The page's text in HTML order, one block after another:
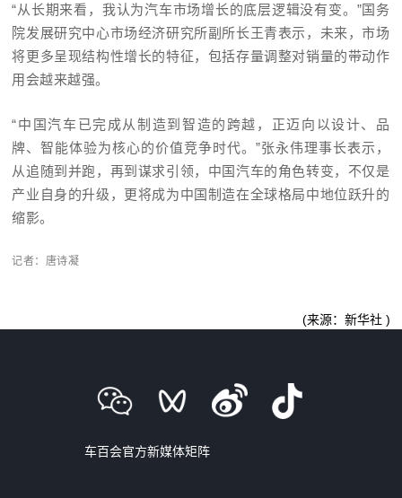
“从长期来看，我认为汽车市场增长的底层逻辑没有变。”国务
院发展研究中心市场经济研究所副所长王青表示，未来，市场
将更多呈现结构性增长的特征，包括存量调整对销量的带动作
用会越来越强。
“中国汽车已完成从制造到智造的跨越，正迈向以设计、品
牌、智能体验为核心的价值竞争时代。”张永伟理事长表示，
从追随到并跑，再到谋求引领，中国汽车的角色转变，不仅是
产业自身的升级，更将成为中国制造在全球格局中地位跃升的
缩影。
记者：唐诗凝
(来源：新华社 )
车百会官方新媒体矩阵